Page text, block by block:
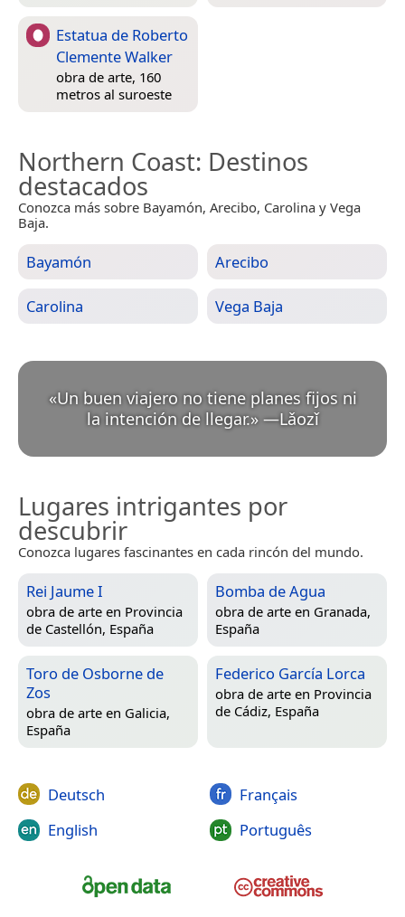
Estatua de Roberto
Clemente Walker
obra de arte, 160
metros al suroeste
Northern Coast: Destinos
destacados
Conozca más sobre Bayamón, Arecibo, Carolina y Vega
Baja.
Bayamón Arecibo
Carolina Vega Baja
«Un buen viajero no tiene planes fijos ni
la intención de llegar.» —Lǎozǐ
Lugares intrigantes por
descubrir
Conozca lugares fascinantes en cada rincón del mundo.
Rei Jaume I
obra de arte en Provincia
de Castellón, España
Bomba de Agua
obra de arte en Granada,
España
Toro de Osborne de
Zos
obra de arte en Galicia,
España
Federico García Lorca
obra de arte en Provincia
de Cádiz, España
Deutsch
English
Français
Português